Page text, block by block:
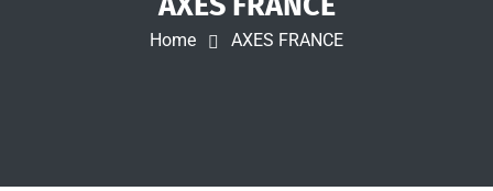
Home AXES FRANCE